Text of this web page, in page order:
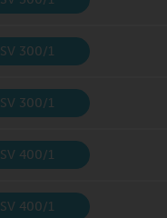
SV 300/1
SV 300/1
SV 400/1
SV 400/1